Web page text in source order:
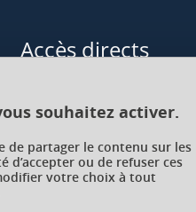
souhaitez activer.
de partager le contenu sur les
d’accepter ou de refuser ces
votre choix à tout
Accès directs
Enseignements transversaux à
choix (ETC)